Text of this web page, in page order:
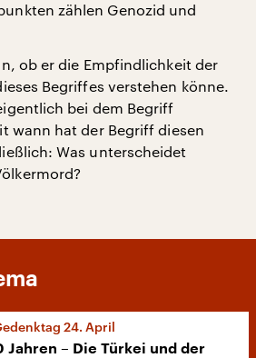
zählen Genozid und
ob er die Empfindlichkeit der
Begriffes verstehen könne.
bei dem Begriff
wann hat der Begriff diesen
Was unterscheidet
24. April
Jahren – Die Türkei und der